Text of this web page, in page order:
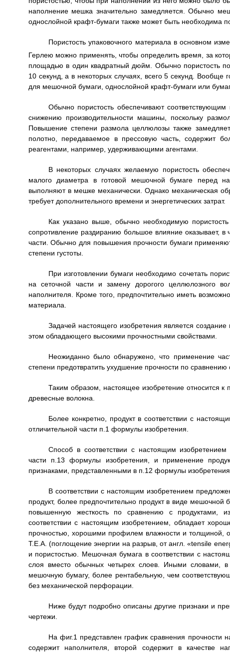
наполнение мешка значительно замедляется. Обычно
однослойной крафт-бумаги также может быть необходима
Пористость упаковочного материала в основном
Герлею можно применять, чтобы определить время, за
площадью в один квадратный дюйм. Обычно пористость
10 секунд, а в некоторых случаях, всего 5 секунд. Вообще
для мешочной бумаги, однослойной крафт-бумаги или
Обычно пористость обеспечивают
снижению производительности машины, поскольку
Повышение степени размола целлюлозы также
полотно, передаваемое в прессовую часть, содержит
реагентами, например, удерживающими агентами.
В некоторых случаях желаемую пористость
малого диаметра в готовой мешочной бумаге перед
выполняют в мешке механически. Однако механическая
требует дополнительного времени и энергетических затрат.
Как указано выше, обычно необходимую
сопротивление раздиранию большое влияние оказывает, в
части. Обычно для повышения прочности бумаги
степени густоты.
При изготовлении бумаги необходимо сочетать
на сеточной части и замену дорогого целлюлозного
наполнителя. Кроме того, предпочтительно иметь
материала.
Задачей настоящего изобретения является
этом обладающего высокими прочностными свойствами.
Неожиданно было обнаружено, что применение
степени предотвратить ухудшение прочности по
Таким образом, настоящее изобретение относится
древесные волокна.
Более конкретно, продукт в соответствии с
отличительной части п.1 формулы изобретения.
Способ в соответствии с настоящим изобретением
части п.13 формулы изобретения, и применение
признаками, представленными в п.12 формулы изобретения.
В соответствии с настоящим изобретением
продукт, более предпочтительно продукт в виде
повышенную жесткость по сравнению с продуктами,
соответствии с настоящим изобретением, обладает
прочностью, хорошими профилем влажности и толщиной,
Т.Е.А. (поглощение энергии на разрыв, от англ. «tensile
и пористостью. Мешочная бумага в соответствии с
слоя вместо обычных четырех слоев. Иными словами, в
мешочную бумагу, более рентабельную, чем
без механической перфорации.
Ниже будут подробно описаны другие признаки и
чертежи.
На фиг.1 представлен график сравнения прочности
содержит наполнителя, второй содержит в качестве